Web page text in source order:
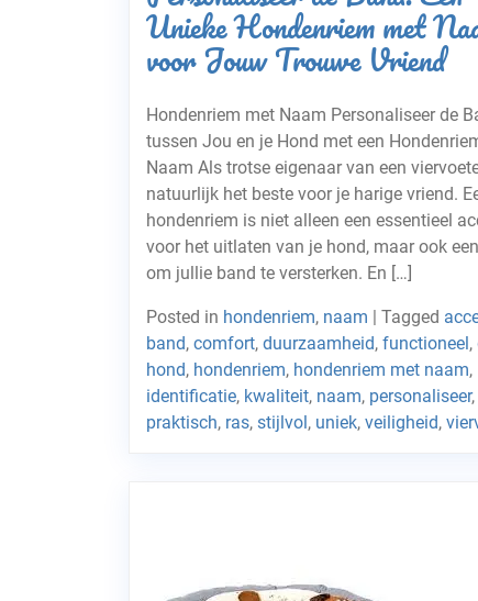
Unieke Hondenriem met
voor Jouw Trouwe Vriend
Hondenriem met Naam Personaliseer de
tussen Jou en je Hond met een
Naam Als trotse eigenaar van een
natuurlijk het beste voor je harige vriend.
hondenriem is niet alleen een essentieel
voor het uitlaten van je hond, maar ook
om jullie band te versterken. En […]
Posted in hondenriem, naam | Tagged
band, comfort, duurzaamheid, functioneel,
hond, hondenriem, hondenriem met naam,
identificatie, kwaliteit, naam, personaliseer,
praktisch, ras, stijlvol, uniek, veiligheid,